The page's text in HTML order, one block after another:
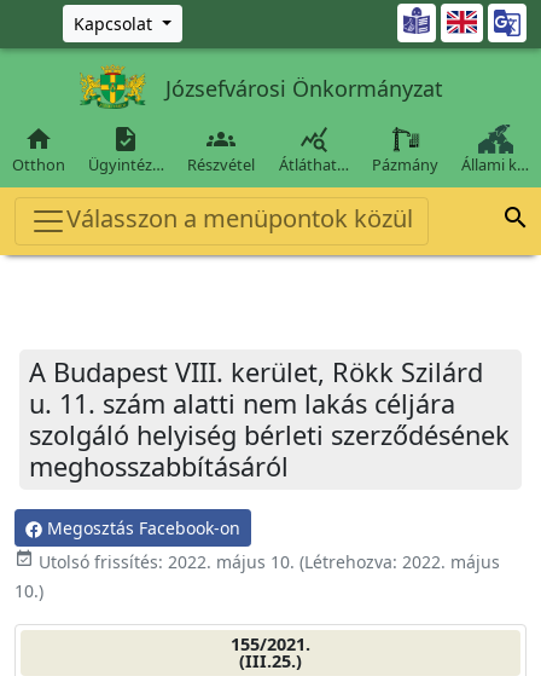
Ugrás a fő tartalomra
Kapcsolat 
Józsefvárosi Önkormányzat

Otthon

Ügyintéz…

Részvétel

Átláthat… Pázmány Állami k…
Válasszon a menüpontok közül 
A Budapest VIII. kerület, Rökk Szilárd
u. 11. szám alatti nem lakás céljára
szolgáló helyiség bérleti szerződésének
meghosszabbításáról
Megosztás Facebook-on
event_available Utolsó frissítés: 2022. május 10. (Létrehozva: 2022. május
10.)
155/2021.
(III.25.)